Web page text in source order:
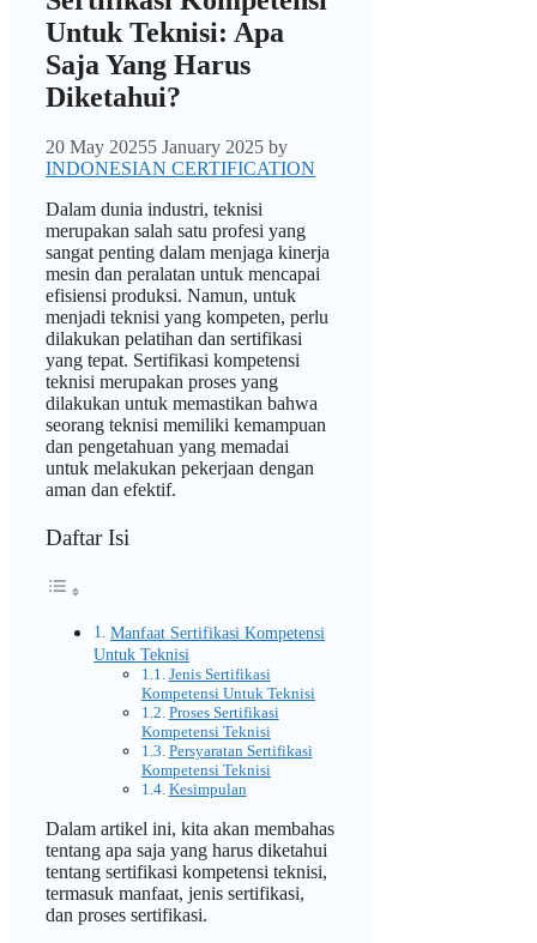
Untuk Teknisi: Apa
Saja Yang Harus
Diketahui?
20 May 20255 January 2025 by
INDONESIAN CERTIFICATION
Dalam dunia industri, teknisi
merupakan salah satu profesi yang
sangat penting dalam menjaga kinerja
mesin dan peralatan untuk mencapai
efisiensi produksi. Namun, untuk
menjadi teknisi yang kompeten, perlu
dilakukan pelatihan dan sertifikasi
yang tepat. Sertifikasi kompetensi
teknisi merupakan proses yang
dilakukan untuk memastikan bahwa
seorang teknisi memiliki kemampuan
dan pengetahuan yang memadai
untuk melakukan pekerjaan dengan
aman dan efektif.
Daftar Isi
Manfaat Sertifikasi Kompetensi
Untuk Teknisi
Jenis Sertifikasi
Kompetensi Untuk Teknisi
Proses Sertifikasi
Kompetensi Teknisi
Persyaratan Sertifikasi
Kompetensi Teknisi
Kesimpulan
Dalam artikel ini, kita akan membahas
tentang apa saja yang harus diketahui
tentang sertifikasi kompetensi teknisi,
termasuk manfaat, jenis sertifikasi,
dan proses sertifikasi.